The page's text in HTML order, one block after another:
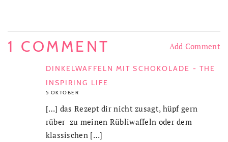
1 COMMENT Add Comment
DINKELWAFFELN MIT SCHOKOLADE - THE
INSPIRING LIFE
5 OKTOBER
[…] das Rezept dir nicht zusagt, hüpf gern
rüber zu meinen Rübliwaffeln oder dem
klassischen […]